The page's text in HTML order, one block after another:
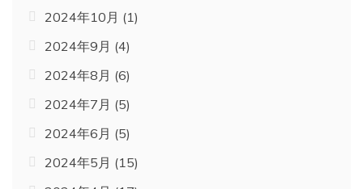
2024年10月 (1)
2024年9月 (4)
2024年8月 (6)
2024年7月 (5)
2024年6月 (5)
2024年5月 (15)